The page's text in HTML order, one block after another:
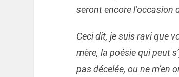
seront encore
Ceci dit, je suis ravi que
mère, la poésie qui peut
pas décelée, ou ne